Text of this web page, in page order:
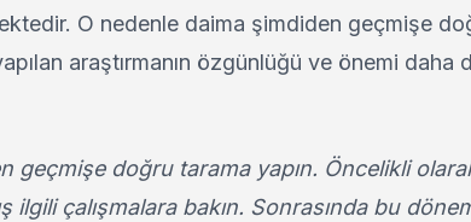
O nedenle daima şimdiden geçmişe
araştırmanın özgünlüğü ve önemi
geçmişe doğru tarama yapın. Öncelikli
ilgili çalışmalara bakın. Sonrasında bu